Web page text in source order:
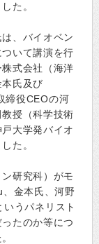
た。
、バイオベン
いて講演を行
式会社（海洋
氏及び
締役CEOの河
授（科学技術
大学発バイオ
た。
研究科）がモ
金本氏、河野
うパネリスト
たのか等につ